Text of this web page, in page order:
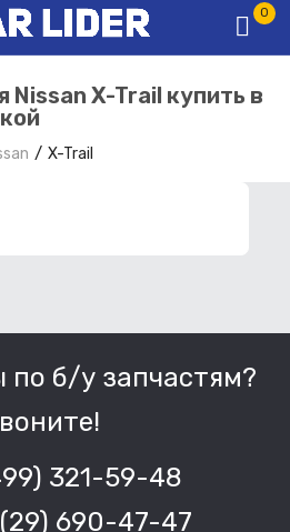
0
Nissan X-Trail купить в
X-Trail
по б/у запчастям?
321-59-48
690-47-47